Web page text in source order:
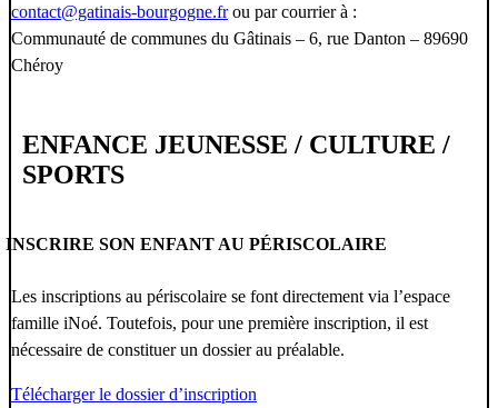
contact@gatinais-bourgogne.frou par courrier à :
Communauté de communes du Gâtinais – 6, rue Danton – 89690
Chéroy
ENFANCE JEUNESSE / CULTURE /
SPORTS
INSCRIRE SON ENFANT AU PÉRISCOLAIRE
Les inscriptions au périscolaire se font directement via l’espace
famille iNoé. Toutefois, pour une première inscription, il est
nécessaire de constituer un dossier au préalable.
Télécharger le dossier d’inscription